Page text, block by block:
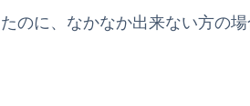
のに、なかなか出来ない方の場